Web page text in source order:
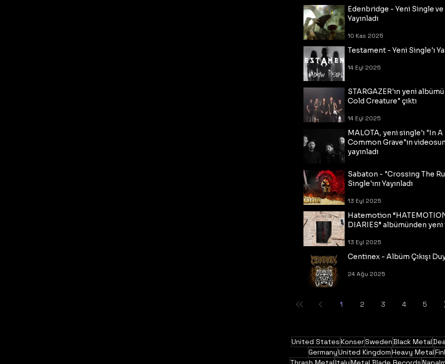
Edenbridge - Yeni Single
Yayınladı
10 Kas 2025
Testament - Yeni Single'ı
14 Eyl 2025
STARGAZER'ın yeni
Cold Creature" çıktı
14 Eyl 2025
MALOTA, yeni single'ı "In A
Common Grave"ın
yayınladı
Sabaton - "Crossing The
Single'ını Yayınladı
13 Eyl 2025
Hatemotion
DIARIES” albümünden
13 Eyl 2025
Centinex - Albüm Çıkışı
24 Ağu 2025
1 2 3 4 5
United StatesKonserSwedenBlack Metal
GermanyUnited KingdomHeavy Metal